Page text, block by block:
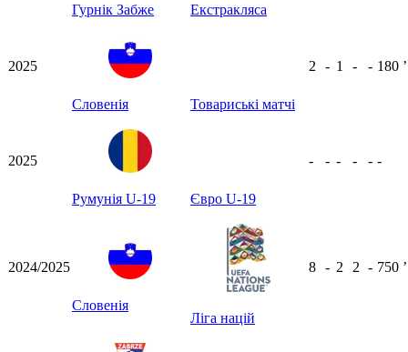
Гурнік Забже Екстракляса
2025
Словенія Товариські матчі
2 - 1 - - 180 ʼ
2025
Румунія U-19 Євро U-19
- - - - - -
2024/2025
Словенія
Ліга націй
8 - 2 2 - 750 ʼ